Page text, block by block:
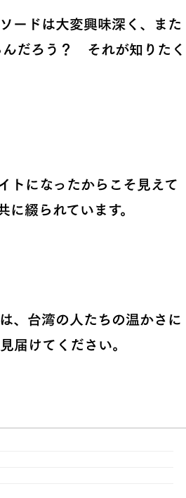
ードは大変興味深く、また
んだろう？ それが知りたく
トになったからこそ見えて
綴られています。
、台湾の人たちの温かさに
届けてください。